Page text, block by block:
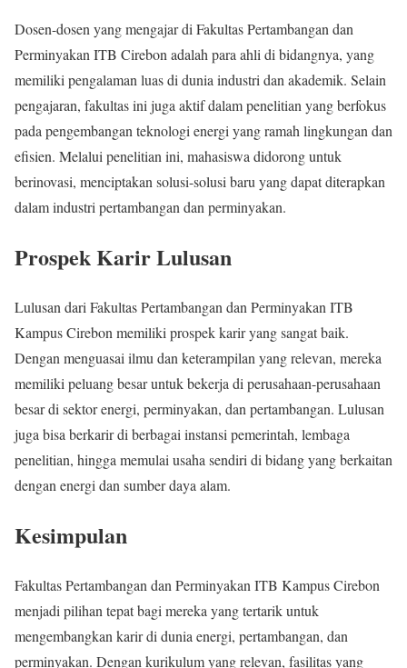
Dosen-dosen yang mengajar di Fakultas Pertambangan dan
Perminyakan ITB Cirebon adalah para ahli di bidangnya, yang
memiliki pengalaman luas di dunia industri dan akademik. Selain
pengajaran, fakultas ini juga aktif dalam penelitian yang berfokus
pada pengembangan teknologi energi yang ramah lingkungan dan
efisien. Melalui penelitian ini, mahasiswa didorong untuk
berinovasi, menciptakan solusi-solusi baru yang dapat diterapkan
dalam industri pertambangan dan perminyakan.
Prospek Karir Lulusan
Lulusan dari Fakultas Pertambangan dan Perminyakan ITB
Kampus Cirebon memiliki prospek karir yang sangat baik.
Dengan menguasai ilmu dan keterampilan yang relevan, mereka
memiliki peluang besar untuk bekerja di perusahaan-perusahaan
besar di sektor energi, perminyakan, dan pertambangan. Lulusan
juga bisa berkarir di berbagai instansi pemerintah, lembaga
penelitian, hingga memulai usaha sendiri di bidang yang berkaitan
dengan energi dan sumber daya alam.
Kesimpulan
Fakultas Pertambangan dan Perminyakan ITB Kampus Cirebon
menjadi pilihan tepat bagi mereka yang tertarik untuk
mengembangkan karir di dunia energi, pertambangan, dan
perminyakan. Dengan kurikulum yang relevan, fasilitas yang